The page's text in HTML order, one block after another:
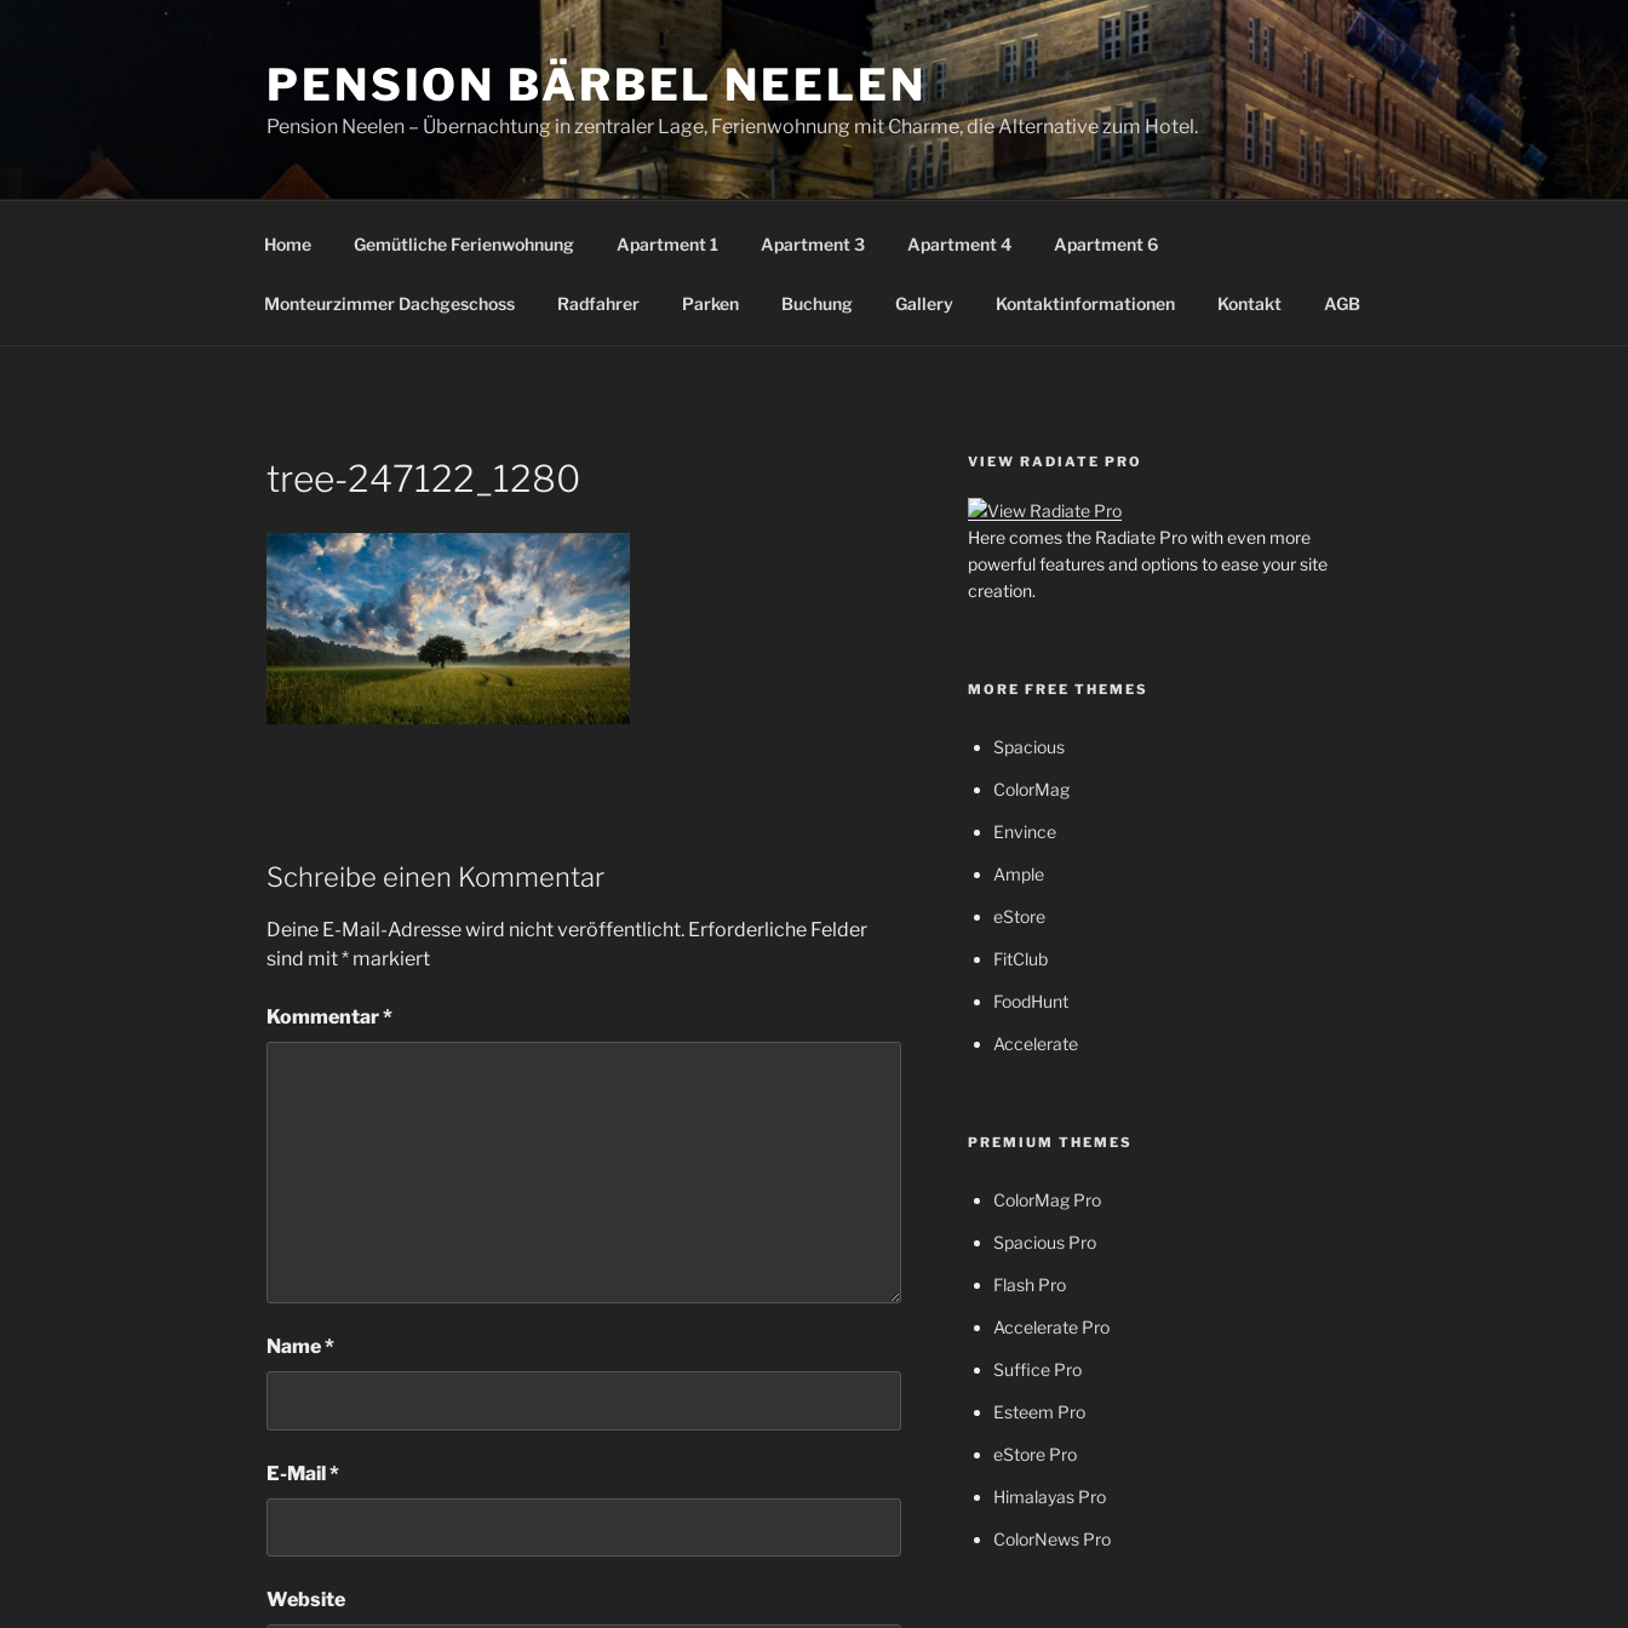
PENSION BÄRBEL NEELEN
Pension Neelen – Übernachtung in zentraler Lage, Ferienwohnung mit Charme, die Alternative zum Hotel.
Home Gemütliche Ferienwohnung Apartment 1 Apartment 3 Apartment 4 Apartment 6
Monteurzimmer Dachgeschoss Radfahrer Parken Buchung Gallery Kontaktinformationen Kontakt AGB
tree-247122_1280
Schreibe einen Kommentar
Deine E-Mail-Adresse wird nicht veröffentlicht. Erforderliche Felder
sind mit* markiert
Kommentar*
Name*
E-Mail*
Website
VIEW RADIATE PRO
Here comes the Radiate Pro with even more
powerful features and options to ease your site
creation.
MORE FREE THEMES
Spacious
ColorMag
Envince
Ample
eStore
FitClub
FoodHunt
Accelerate
PREMIUM THEMES
ColorMag Pro
Spacious Pro
Flash Pro
Accelerate Pro
Suffice Pro
Esteem Pro
eStore Pro
Himalayas Pro
ColorNews Pro